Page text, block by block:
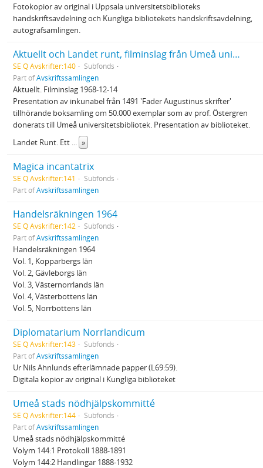
Fotokopior av original i Uppsala universitetsbiblioteks
handskriftsavdelning och Kungliga bibliotekets handskriftsavdelning,
autografsamlingen.
Aktuellt och Landet runt, filminslag från Umeå universitetsbibliotek 1968
SE Q Avskrifter:140
Subfonds
Part ofAvskriftssamlingen
Aktuellt. Filminslag 1968-12-14
Presentation av inkunabel från 1491 'Fader Augustinus skrifter'
tillhörande boksamling om 50.000 exemplar som av prof. Östergren
donerats till Umeå universitetsbibliotek. Presentation av biblioteket.
Landet Runt. Ett ... »
Magica incantatrix
SE Q Avskrifter:141
Subfonds
Part ofAvskriftssamlingen
Handelsräkningen 1964
SE Q Avskrifter:142
Subfonds
Part ofAvskriftssamlingen
Handelsräkningen 1964
Vol. 1, Kopparbergs län
Vol. 2, Gävleborgs län
Vol. 3, Västernorrlands län
Vol. 4, Västerbottens län
Vol. 5, Norrbottens län
Diplomatarium Norrlandicum
SE Q Avskrifter:143
Subfonds
Part ofAvskriftssamlingen
Ur Nils Ahnlunds efterlämnade papper (L69:59).
Digitala kopior av original i Kungliga biblioteket
Umeå stads nödhjälpskommitté
SE Q Avskrifter:144
Subfonds
Part ofAvskriftssamlingen
Umeå stads nödhjälpskommitté
Volym 144:1 Protokoll 1888-1891
Volym 144:2 Handlingar 1888-1932